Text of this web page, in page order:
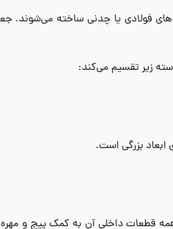
فولادی یا چدنی ساخته می‌شوند.
زیر تقسیم می‌کند:
ابعاد بزرگی است.
همه قطعات داخلی آن به کمک پیچ و